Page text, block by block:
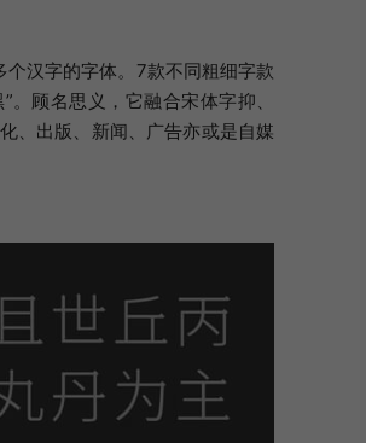
汉字的字体。7款不同粗细字款
顾名思义，它融合宋体字抑、
、出版、新闻、广告亦或是自媒